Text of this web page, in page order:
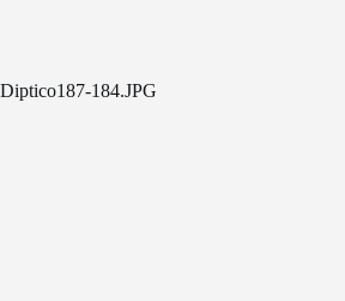
Diptico187-184.JPG